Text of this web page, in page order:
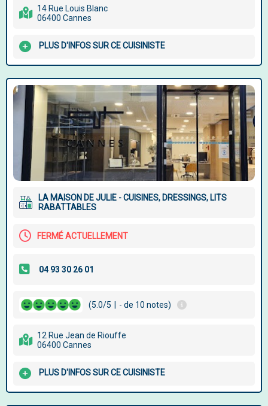
14 Rue Louis Blanc
06400 Cannes
PLUS D'INFOS SUR CE CUISINISTE
LA MAISON DE JULIE - CUISINES, DRESSINGS, LITS
RABATTABLES
FERMÉ ACTUELLEMENT
(5.0/5 - de 10 notes)
12 Rue Jean de Riouffe
06400 Cannes
PLUS D'INFOS SUR CE CUISINISTE